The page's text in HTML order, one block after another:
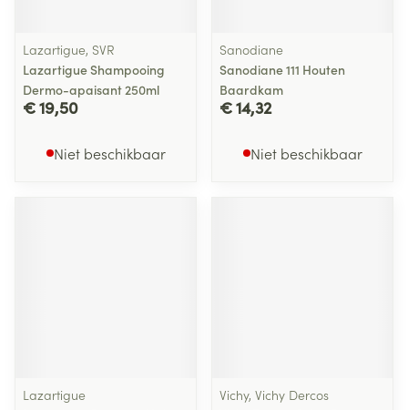
Lazartigue, SVR
Lazartigue Shampooing
Dermo-apaisant 250ml
€ 19,50
Niet beschikbaar
Sanodiane
Sanodiane 111 Houten
Baardkam
€ 14,32
Niet beschikbaar
Lazartigue
Vichy, Vichy Dercos